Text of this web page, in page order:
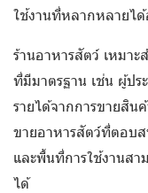
ใช้งานที่หลากหลายไ
ร้านอาหารสัตว์ เหมา
ที่มีมาตรฐาน เช่น ผู้ปร
รายได้จากการขายสิน
ขายอาหารสัตว์ที่ตอบ
และพื้นที่การใช้งานสา
ได้